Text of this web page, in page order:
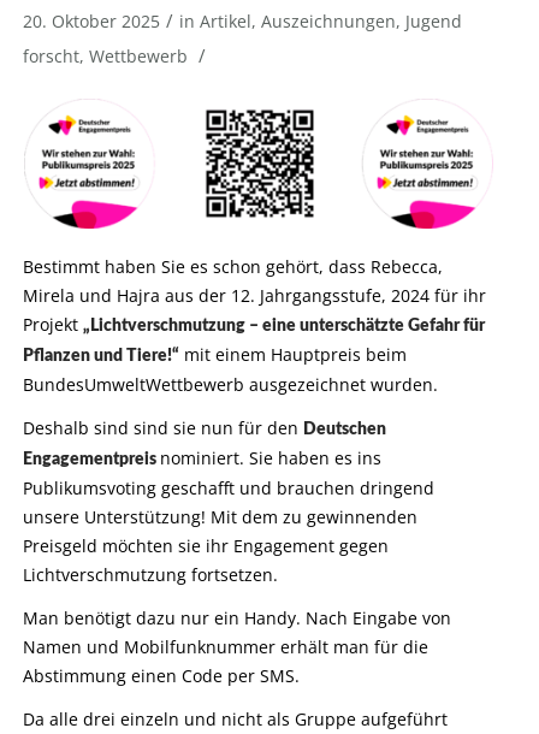
20. Oktober 2025 / in Artikel, Auszeichnungen, Jugend
forscht, Wettbewerb /
Bestimmt haben Sie es schon gehört, dass Rebecca,
Mirela und Hajra aus der 12. Jahrgangsstufe, 2024 für ihr
Projekt „Lichtverschmutzung – eine unterschätzte Gefahr für
Pflanzen und Tiere!“mit einem Hauptpreis beim
BundesUmweltWettbewerb ausgezeichnet wurden.
Deshalb sind sind sie nun für den Deutschen
Engagementpreis nominiert. Sie haben es ins
Publikumsvoting geschafft und brauchen dringend
unsere Unterstützung! Mit dem zu gewinnenden
Preisgeld möchten sie ihr Engagement gegen
Lichtverschmutzung fortsetzen.
Man benötigt dazu nur ein Handy. Nach Eingabe von
Namen und Mobilfunknummer erhält man für die
Abstimmung einen Code per SMS.
Da alle drei einzeln und nicht als Gruppe aufgeführt